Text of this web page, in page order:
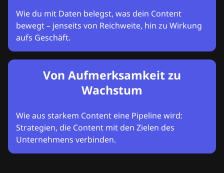
Wie du mit Daten belegst, was dein Content
bewegt – jenseits von Reichweite, hin zu Wirkung
aufs Geschäft.
Von Aufmerksamkeit zu
Wachstum
Wie aus starkem Content eine Pipeline wird:
Strategien, die Content mit den Zielen des
Unternehmens verbinden.